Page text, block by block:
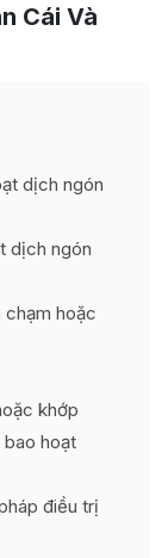
Cái Và
dịch ngón
dịch ngón
chạm hoặc
khớp
hoạt
điều trị